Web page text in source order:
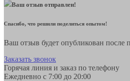
Ваш отзыв отправлен!
Спасибо, что решили поделиться опытом!
Ваш отзыв будет опубликован после
Заказать звонок
Горячая линия и заказ по телефону
Ежедневно с 7:00 до 20:00